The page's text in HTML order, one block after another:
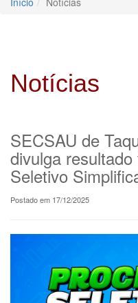
Notícias
SECSAU de
divulga
Seletivo
Postado em 17/12/2025